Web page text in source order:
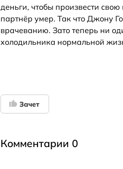
деньги, чтобы произвести
партнёр умер. Так что Джону
врачеванию. Зато теперь ни
холодильника нормальной
Зачет
Комментарии 0